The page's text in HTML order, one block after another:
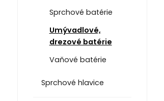
Sprchové batérie
Umývadlové,
drezové batérie
Vaňové batérie
Sprchové hlavice